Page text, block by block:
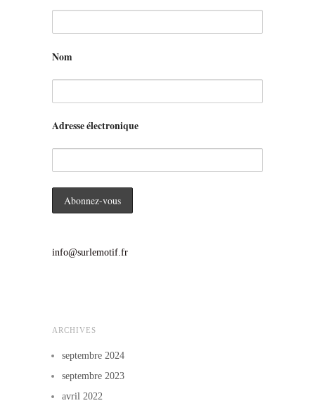
Nom
Adresse électronique
info@surlemotif.fr
ARCHIVES
septembre 2024
septembre 2023
avril 2022